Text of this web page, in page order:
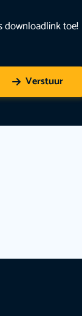
downloadlink toe!
Verstuur